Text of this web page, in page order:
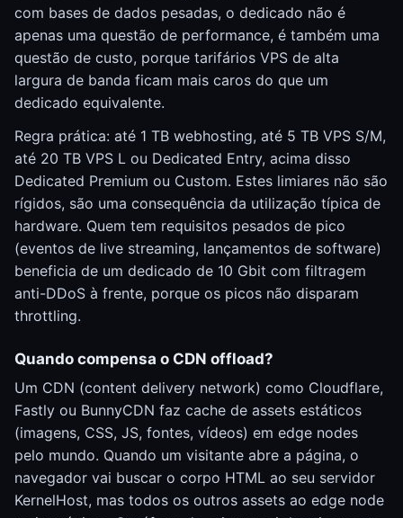
com bases de dados pesadas, o dedicado não é
apenas uma questão de performance, é também uma
questão de custo, porque tarifários VPS de alta
largura de banda ficam mais caros do que um
dedicado equivalente.
Regra prática: até 1 TB webhosting, até 5 TB VPS S/M,
até 20 TB VPS L ou Dedicated Entry, acima disso
Dedicated Premium ou Custom. Estes limiares não são
rígidos, são uma consequência da utilização típica de
hardware. Quem tem requisitos pesados de pico
(eventos de live streaming, lançamentos de software)
beneficia de um dedicado de 10 Gbit com filtragem
anti-DDoS à frente, porque os picos não disparam
throttling.
Quando compensa o CDN offload?
Um CDN (content delivery network) como Cloudflare,
Fastly ou BunnyCDN faz cache de assets estáticos
(imagens, CSS, JS, fontes, vídeos) em edge nodes
pelo mundo. Quando um visitante abre a página, o
navegador vai buscar o corpo HTML ao seu servidor
KernelHost, mas todos os outros assets ao edge node